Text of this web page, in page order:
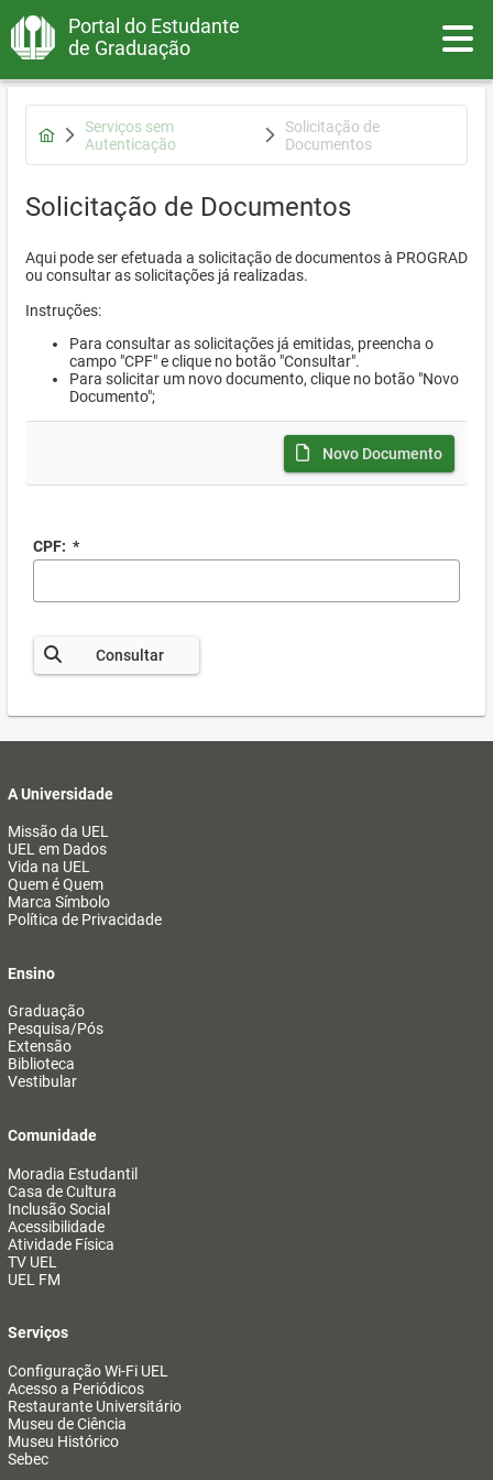
Portal do Estudante
de Graduação
Serviços sem
Autenticação
Solicitação de
Documentos
Solicitação de Documentos
Aqui pode ser efetuada a solicitação de documentos à PROGRAD
ou consultar as solicitações já realizadas.
Instruções:
Para consultar as solicitações já emitidas, preencha o
campo "CPF" e clique no botão "Consultar".
Para solicitar um novo documento, clique no botão "Novo
Documento";
Novo Documento
CPF: *
Consultar
A Universidade
Missão da UEL
UEL em Dados
Vida na UEL
Quem é Quem
Marca Símbolo
Política de Privacidade
Ensino
Graduação
Pesquisa/Pós
Extensão
Biblioteca
Vestibular
Comunidade
Moradia Estudantil
Casa de Cultura
Inclusão Social
Acessibilidade
Atividade Física
TV UEL
UEL FM
Serviços
Configuração Wi-Fi UEL
Acesso a Periódicos
Restaurante Universitário
Museu de Ciência
Museu Histórico
Sebec